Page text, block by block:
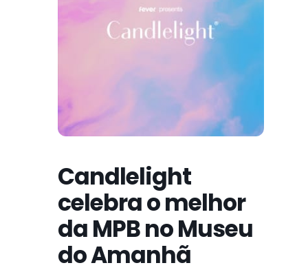
Candlelight
celebra o melhor
da MPB no Museu
do Amanhã